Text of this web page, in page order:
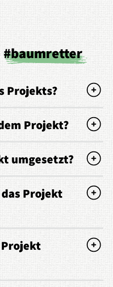
#baumretter
Projekts?
Projekt?
umgesetzt?
Projekt